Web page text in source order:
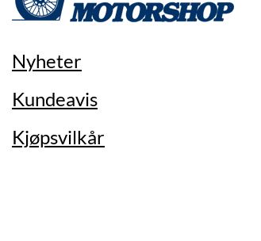
Nyheter
Kundeavis
Kjøpsvilkår